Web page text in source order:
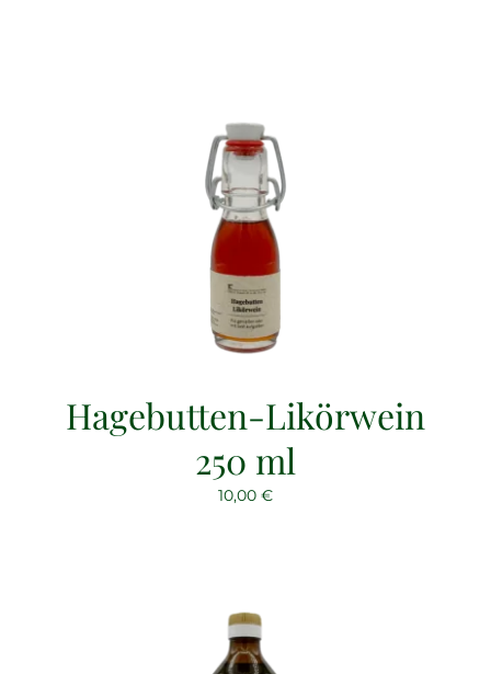
Hagebutten-Likörwein
250 ml
10,00 €